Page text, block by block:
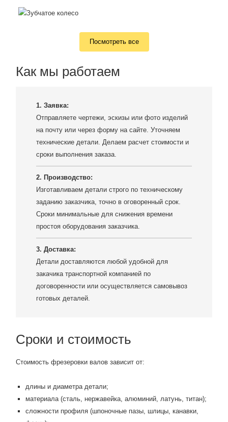
Посмотреть все
Как мы работаем
1. Заявка:
Отправляете чертежи, эскизы или фото изделий
на почту или через форму на сайте. Уточняем
технические детали. Делаем расчет стоимости и
сроки выполнения заказа.
2. Производство:
Изготавливаем детали строго по техническому
заданию заказчика, точно в оговоренный срок.
Сроки минимальные для снижения времени
простоя оборудования заказчика.
3. Доставка:
Детали доставляются любой удобной для
закачика транспортной компанией по
договоренности или осуществляется самовывоз
готовых деталей.
Сроки и стоимость
Стоимость фрезеровки валов зависит от:
длины и диаметра детали;
материала (сталь, нержавейка, алюминий, латунь, титан);
сложности профиля (шпоночные пазы, шлицы, канавки,